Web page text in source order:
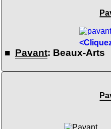
■ Pavant: Beaux-Arts